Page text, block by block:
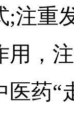
;注重
用，
医药“